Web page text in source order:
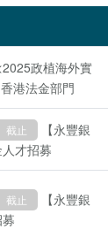
政植海外實
港法金部門
截止
【永豐銀
才招募
截止
【永豐銀